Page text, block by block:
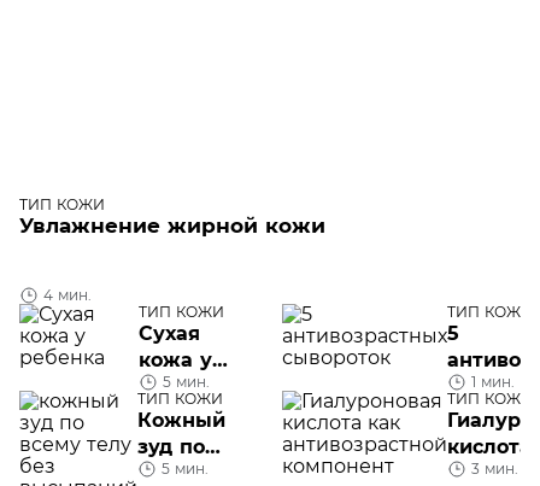
ТИП КОЖИ
Увлажнение жирной кожи
4 мин.
ТИП КОЖИ
Сухая
кожа у
ребенка:
что это
значит
5 мин.
ТИП КОЖИ
5
1 мин.
ТИП КОЖИ
Кожный
зуд по
всему
5 мин.
ТИП КОЖИ
кислота
3 мин.